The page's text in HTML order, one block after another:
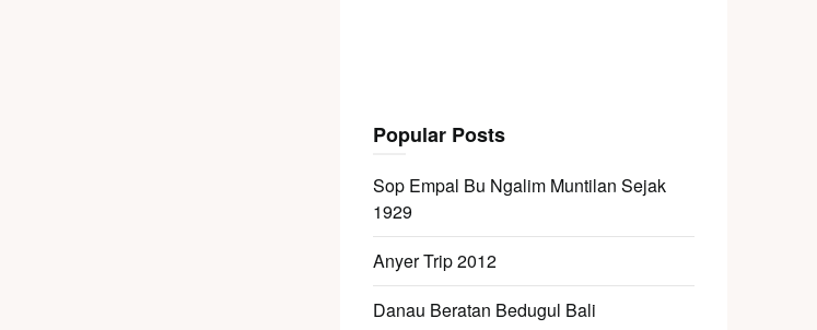
Popular Posts
Sop Empal Bu Ngalim Muntilan Sejak
1929
Anyer Trip 2012
Danau Beratan Bedugul Bali